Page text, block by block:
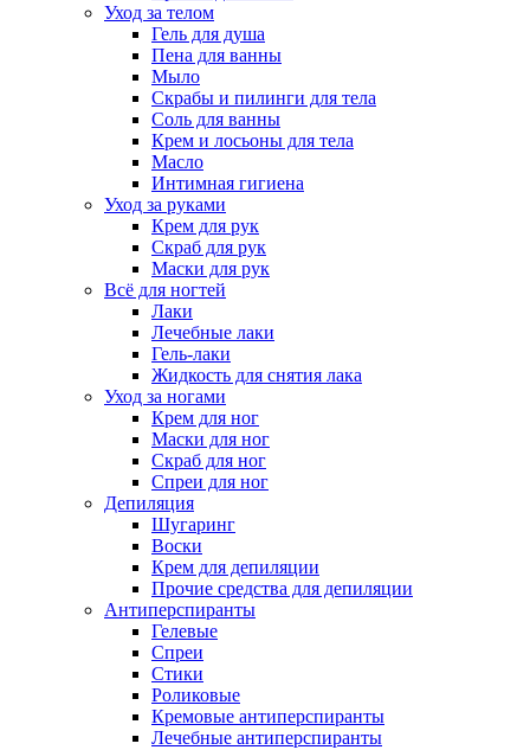
Уход за телом
Гель для душа
Пена для ванны
Мыло
Скрабы и пилинги для тела
Соль для ванны
Крем и лосьоны для тела
Масло
Интимная гигиена
Уход за руками
Крем для рук
Скраб для рук
Маски для рук
Всё для ногтей
Лаки
Лечебные лаки
Гель-лаки
Жидкость для снятия лака
Уход за ногами
Крем для ног
Маски для ног
Скраб для ног
Спреи для ног
Депиляция
Шугаринг
Воски
Крем для депиляции
Прочие средства для депиляции
Антиперспиранты
Гелевые
Спреи
Стики
Роликовые
Кремовые антиперспиранты
Лечебные антиперспиранты